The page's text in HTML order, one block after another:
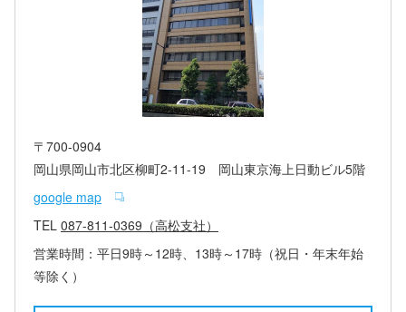
〒700-0904
岡山県岡山市北区柳町2-11-19 岡山東京海上日動ビル5階
google map
TEL 087-811-0369（高松支社）
営業時間：平日9時～12時、13時～17時（祝日・年末年始
等除く）